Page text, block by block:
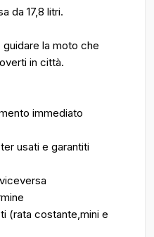
da 17,8 litri.
la moto che
in città.
immediato
usati e garantiti
(rata costante,mini e